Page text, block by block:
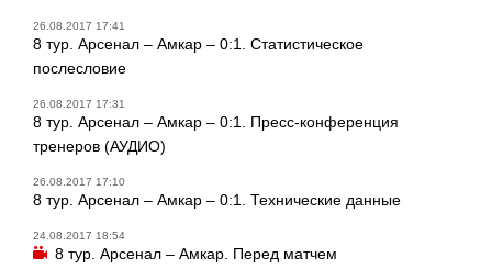
26.08.2017 17:41
8 тур. Арсенал – Амкар – 0:1. Статистическое
послесловие
26.08.2017 17:31
8 тур. Арсенал – Амкар – 0:1. Пресс-конференция
тренеров (АУДИО)
26.08.2017 17:10
8 тур. Арсенал – Амкар – 0:1. Технические данные
24.08.2017 18:54
8 тур. Арсенал – Амкар. Перед матчем